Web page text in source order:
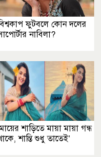
ফুটবলে কোন দলের
নাবিলা?
শাড়িতে মায়া মায়া গন্ধ
শান্তি শুধু তাতেই’